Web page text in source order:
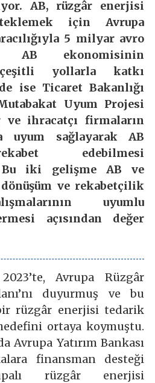
AB, rüzgâr enerjisi
için Avrupa
5 milyar avro
AB ekonomisinin
yollarla katkı
ise Ticaret Bakanlığı
Uyum Projesi
ve ihracatçı firmaların
uyum sağlayarak AB
edebilmesi
Bu iki gelişme AB ve
ve rekabetçilik
uyumlu
açısından değer
Avrupa Rüzgâr
duyurmuş ve bu
rüzgâr enerjisi tedarik
ortaya koymuştu.
Avrupa Yatırım Bankası
finansman desteği
rüzgâr enerjisi